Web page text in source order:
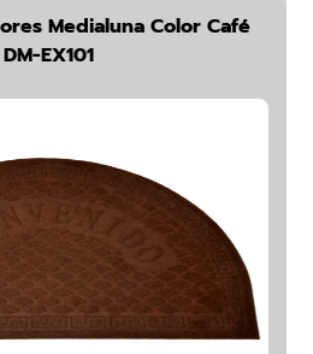
Medialuna Color Café
EX101